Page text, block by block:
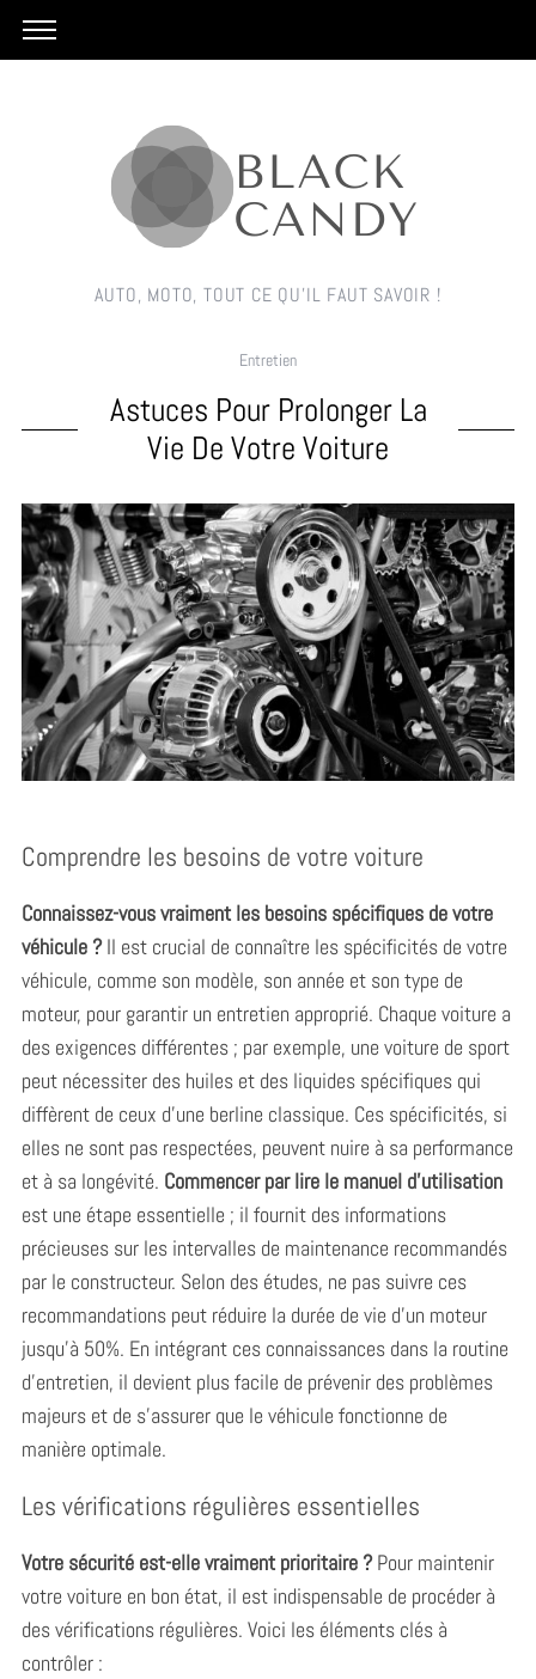
AUTO, MOTO, TOUT CE QU'IL FAUT SAVOIR !
Entretien
Astuces Pour Prolonger La
Vie De Votre Voiture
Comprendre les besoins de votre voiture
Connaissez-vous vraiment les besoins spécifiques de votre
véhicule ?Il est crucial de connaître les spécificités de votre
véhicule, comme son modèle, son année et son type de
moteur, pour garantir un entretien approprié. Chaque voiture a
des exigences différentes ; par exemple, une voiture de sport
peut nécessiter des huiles et des liquides spécifiques qui
diffèrent de ceux d’une berline classique. Ces spécificités, si
elles ne sont pas respectées, peuvent nuire à sa performance
et à sa longévité. Commencer par lire le manuel d’utilisation
est une étape essentielle ; il fournit des informations
précieuses sur les intervalles de maintenance recommandés
par le constructeur. Selon des études, ne pas suivre ces
recommandations peut réduire la durée de vie d’un moteur
jusqu’à 50%. En intégrant ces connaissances dans la routine
d’entretien, il devient plus facile de prévenir des problèmes
majeurs et de s’assurer que le véhicule fonctionne de
manière optimale.
Les vérifications régulières essentielles
Votre sécurité est-elle vraiment prioritaire ?Pour maintenir
votre voiture en bon état, il est indispensable de procéder à
des vérifications régulières. Voici les éléments clés à
contrôler :